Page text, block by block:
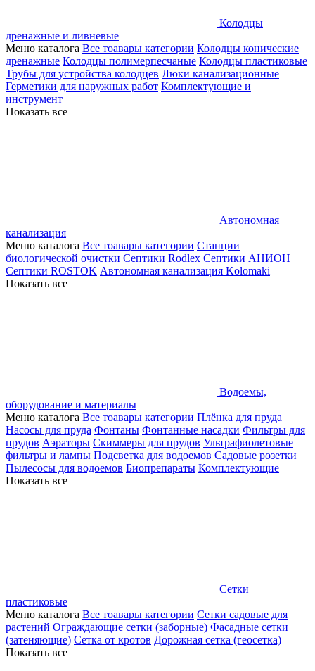
Колодцы
дренажные и ливневые
Меню каталога Все тоавары категории Колодцы конические
дренажные Колодцы полимерпесчаные Колодцы пластиковые
Трубы для устройства колодцев Люки канализационные
Герметики для наружных работ Комплектующие и
инструмент
Показать все
Автономная
канализация
Меню каталога Все тоавары категории Станции
биологической очистки Септики Rodlex Септики АНИОН
Септики ROSTOK Автономная канализация Kolomaki
Показать все
Водоемы,
оборудование и материалы
Меню каталога Все тоавары категории Плёнка для пруда
Насосы для пруда Фонтаны Фонтанные насадки Фильтры для
прудов Аэраторы Скиммеры для прудов Ультрафиолетовые
фильтры и лампы Подсветка для водоемов Садовые розетки
Пылесосы для водоемов Биопрепараты Комплектующие
Показать все
Сетки
пластиковые
Меню каталога Все тоавары категории Сетки садовые для
растений Ограждающие сетки (заборные) Фасадные сетки
(затеняющие) Сетка от кротов Дорожная сетка (геосетка)
Показать все